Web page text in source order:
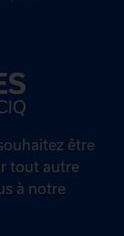
être
tout autre
à notre